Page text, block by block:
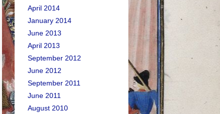
April 2014
January 2014
June 2013
April 2013
September 2012
June 2012
September 2011
June 2011
August 2010